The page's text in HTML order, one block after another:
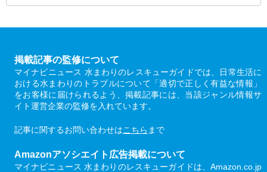
掲載記事の監修について
マイナビニュース 水まわりのレスキューガイドでは、日常生活に
おける水まわりのトラブルについて「適切で正しく有益な情報」
をお客様に届けられるよう、掲載記事には、当該ジャンル情報サ
イト運営企業の監修を入れています。
記事に関するお問い合わせはこちら まで
Amazonアソシエイト広告掲載について
マイナビニュース 水まわりのレスキューガイドは、Amazon.co.jp